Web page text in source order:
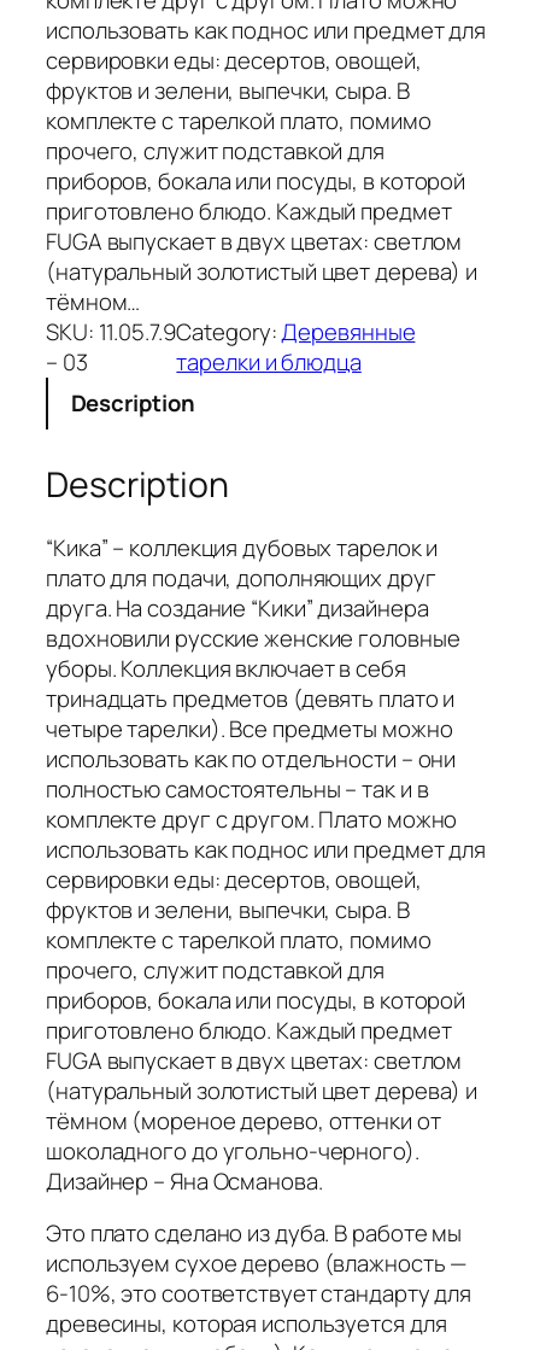
использовать как поднос или предмет для
сервировки еды: десертов, овощей,
фруктов и зелени, выпечки, сыра. В
комплекте с тарелкой плато, помимо
прочего, служит подставкой для
приборов, бокала или посуды, в которой
приготовлено блюдо. Каждый предмет
FUGA выпускает в двух цветах: светлом
(натуральный золотистый цвет дерева) и
тёмном…
SKU: 11.05.7.9
– 03
Category:Деревянные
тарелки и блюдца
Description
Description
“Кика” – коллекция дубовых тарелок и
плато для подачи, дополняющих друг
друга. На создание “Кики” дизайнера
вдохновили русские женские головные
уборы. Коллекция включает в себя
тринадцать предметов (девять плато и
четыре тарелки). Все предметы можно
использовать как по отдельности – они
полностью самостоятельны – так и в
комплекте друг с другом. Плато можно
использовать как поднос или предмет для
сервировки еды: десертов, овощей,
фруктов и зелени, выпечки, сыра. В
комплекте с тарелкой плато, помимо
прочего, служит подставкой для
приборов, бокала или посуды, в которой
приготовлено блюдо. Каждый предмет
FUGA выпускает в двух цветах: светлом
(натуральный золотистый цвет дерева) и
тёмном (мореное дерево, оттенки от
шоколадного до угольно-черного).
Дизайнер – Яна Османова.
Это плато сделано из дуба. В работе мы
используем сухое дерево (влажность —
6-10%, это соответствует стандарту для
древесины, которая используется для